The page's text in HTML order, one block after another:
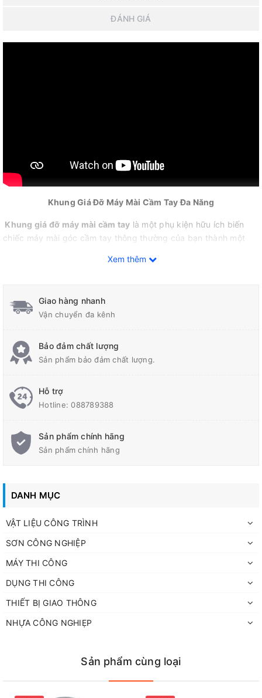
ĐÁNH GIÁ
Khung Giá Đỡ Máy Mài Cầm Tay Đa Năng
Khung giá đỡ máy mài cầm tay là một phụ kiện hữu ích biến
chiếc máy mài góc cầm tay thông thường của bạn thành một
máy mài bàn. Mục đích chính của nó là tăng tính an toàn, độ
Tăng độ chính xác:Chuyển đổi từ cầm tay sang cố định giúp
thực hiện các đường cắt thẳng, đều và chính xác hơn, đặc biệt
An toàn hơn:Giảm thiểu rủi ro trượt tay, văng vật liệu hoặc máy
mài không kiểm soát được, vì máy và vật liệu đều được cố định
Đa năng hóa công cụ: Biến một máy mài góc đơn thuần thành
Thích hợp cho công việc lặp lại:
nhau, chân đế giúp tiết kiệm thời gian và đảm bảo độ đồng
nhất.
Xem thêm
Giao hàng nhanh
Vận chuyển đa kênh
Bảo đảm chất lượng
Sản phẩm bảo đảm chất lượng.
Hỗ trợ
Hotline:088789388
Sản phẩm chính hãng
Sản phẩm chính hãng
DANH MỤC
VẬT LIỆU CÔNG TRÌNH
SƠN CÔNG NGHIỆP
MÁY THI CÔNG
DỤNG THI CÔNG
THIẾT BỊ GIAO THÔNG
NHỰA CÔNG NGHIẸP
Sản phẩm cùng loại